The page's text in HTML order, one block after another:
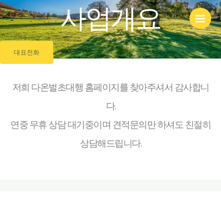
콘
텐
츠
로
너
사업개요
대표전화
저희 다온벌초대행 홈페이지를 찾아주셔서 감사합니
다.
연중 무휴 상담 대기중이며 견적문의만 하셔도 친절히
상담해드립니다.